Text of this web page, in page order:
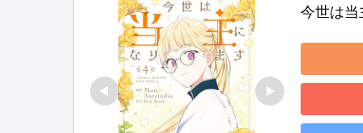
今世は当